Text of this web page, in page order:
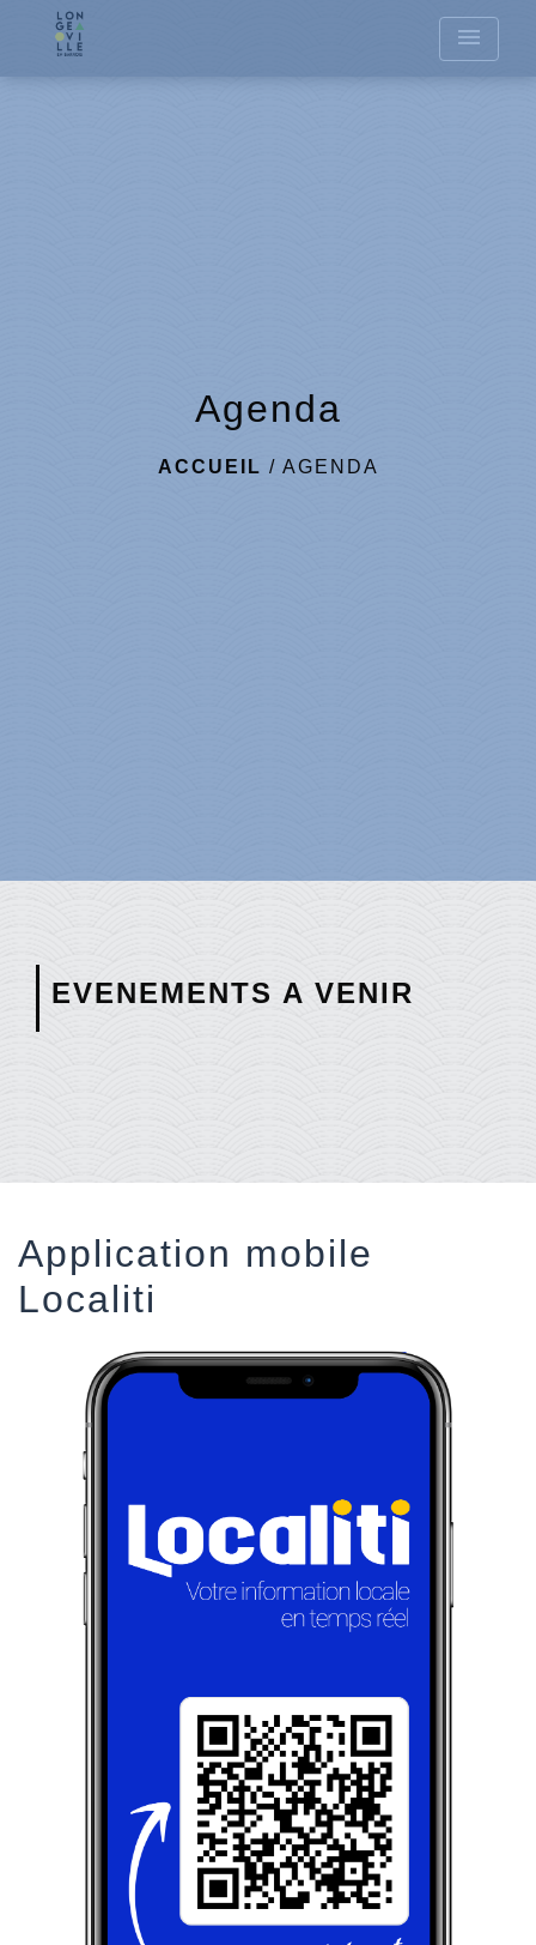
menu
Agenda
ACCUEIL / AGENDA
EVENEMENTS A VENIR
Application mobile
Localiti